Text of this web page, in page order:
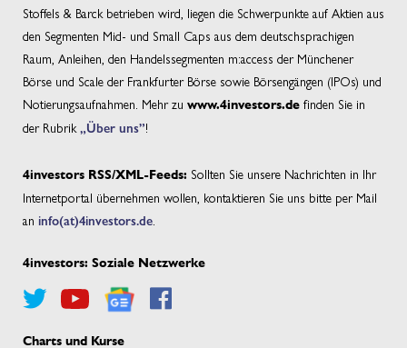
Stoffels & Barck betrieben wird, liegen die Schwerpunkte auf Aktien aus
den Segmenten Mid- und Small Caps aus dem deutschsprachigen
Raum, Anleihen, den Handelssegmenten m:access der Münchener
Börse und Scale der Frankfurter Börse sowie Börsengängen (IPOs) und
Notierungsaufnahmen. Mehr zu www.4investors.de finden Sie in
der Rubrik „Über uns”!
4investors RSS/XML-Feeds: Sollten Sie unsere Nachrichten in Ihr
Internetportal übernehmen wollen, kontaktieren Sie uns bitte per Mail
an info(at)4investors.de
4investors: Soziale Netzwerke
Charts und Kurse